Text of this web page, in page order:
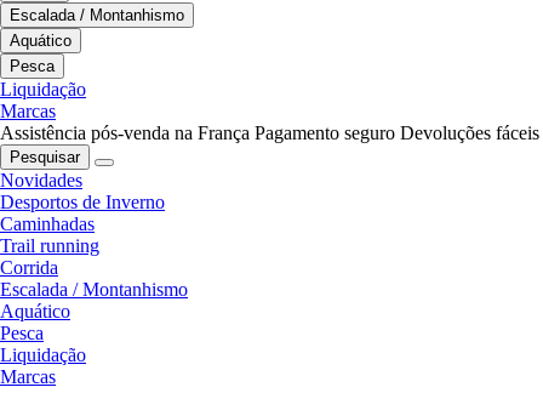
Escalada / Montanhismo
Aquático
Pesca
Liquidação
Marcas
Assistência pós-venda na França Pagamento seguro Devoluções fáceis
Pesquisar
Novidades
Desportos de Inverno
Caminhadas
Trail running
Corrida
Escalada / Montanhismo
Aquático
Pesca
Liquidação
Marcas